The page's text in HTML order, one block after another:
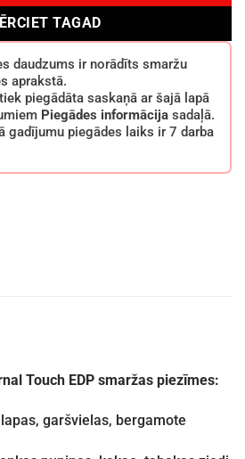
TAGAD
daudzums ir norādīts smaržu
aprakstā.
piegādāta saskaņā ar šajā lapā
Piegādes informācija sadaļā.
gadījumu piegādes laiks ir 7 darba
Touch EDP smaržas piezīmes:
garšvielas, bergamote